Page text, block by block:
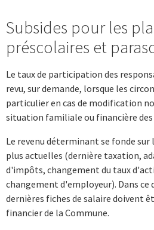
Subsides pour les
préscolaires et
Le taux de participation des
revu, sur demande, lorsque les
particulier en cas de modification
situation familiale ou financière des
Le revenu déterminant se fonde sur
plus actuelles (dernière taxation,
d'impôts, changement du taux
changement d'employeur). Dans ce
dernières fiches de salaire doivent
financier de la Commune.